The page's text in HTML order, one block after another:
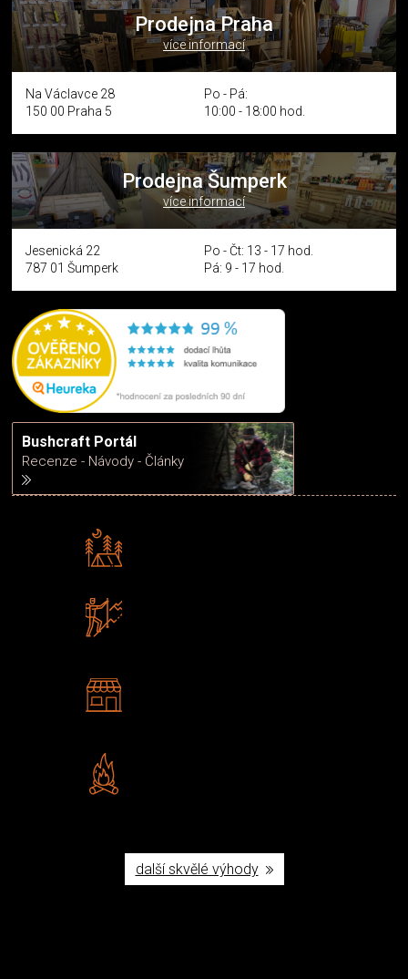
Prodejna Praha
více informací
Na Václavce 28
150 00 Praha 5
Po - Pá:
10:00 - 18:00 hod.
Prodejna Šumperk
více informací
Jesenická 22
787 01 Šumperk
Po - Čt: 13 - 17 hod.
Pá: 9 - 17 hod.
Bushcraft Portál
Recenze - Návody - Články
další skvělé výhody